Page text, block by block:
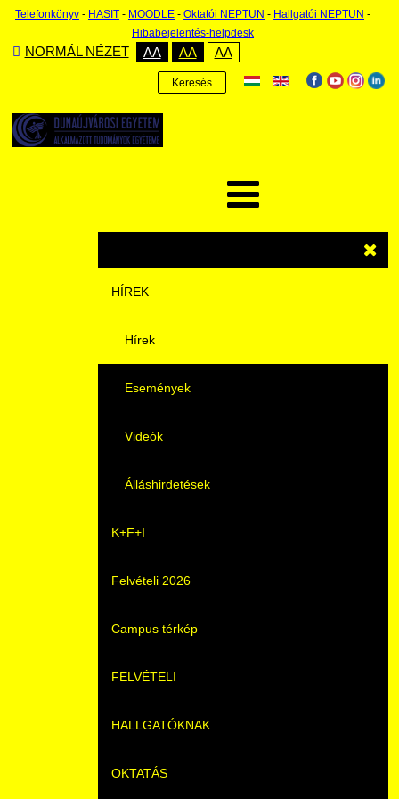
Telefonkönyv - HASIT - MOODLE - Oktatói NEPTUN - Hallgatói NEPTUN -
Hibabejelentés-helpdesk
NORMÁL NÉZET AA AA AA
Keresés
HÍREK
Hírek
Események
Videók
Álláshirdetések
K+F+I
Felvételi 2026
Campus térkép
FELVÉTELI
Pontozási rendszer szabályai
Felvetteknek
HALLGATÓKNAK
Képzéseink
OKTATÁS